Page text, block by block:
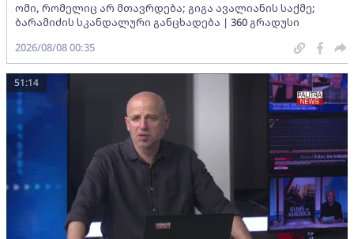
ომი, რომელიც არ მთავრდება; გიგა ავალიანის საქმე;
ბარამიძის სკანდალური განცხადება | 360 გრადუსი
2026/08/08 00:35
51:14